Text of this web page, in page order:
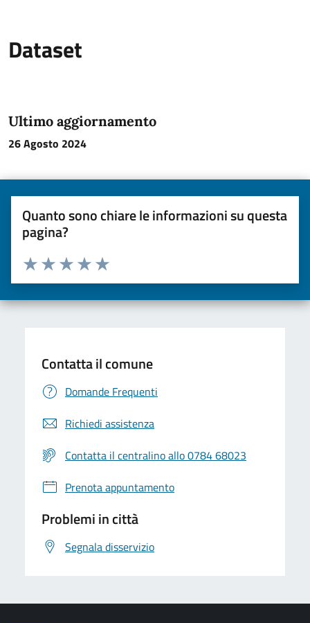
Dataset
Ultimo aggiornamento
26 Agosto 2024
Quanto sono chiare le informazioni su questa
pagina?
Valuta da 1 a 5 stelle la pagina
Valuta 5 stelle su 5
Valuta 4 stelle su 5
Valuta 3 stelle su 5
Valuta 2 stelle su 5
Valuta una stella su 5
Contatta il comune
Domande Frequenti
Richiedi assistenza
Contatta il centralino allo 0784 68023
Prenota appuntamento
Problemi in città
Segnala disservizio